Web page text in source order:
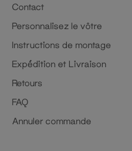
Contact
Personnalisez le vôtre
Instructions de montage
Expédition et Livraison
Retours
FAQ
Annuler commande